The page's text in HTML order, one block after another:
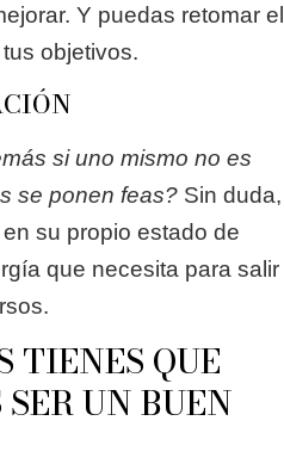
Y puedas retomar el
objetivos.
si uno mismo no es
se ponen feas?Sin duda,
su propio estado de
que necesita para salir
TIENES QUE
UN BUEN